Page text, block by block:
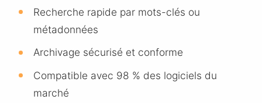
Recherche rapide par mots-clés ou
métadonnées
Archivage sécurisé et conforme
Compatible avec 98 % des logiciels du
marché